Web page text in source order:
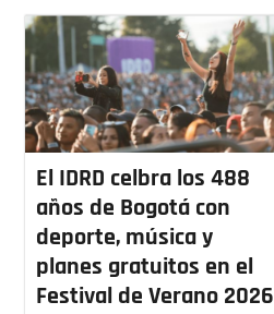
El IDRD celbra los 488
años de Bogotá con
deporte, música y
planes gratuitos en el
Festival de Verano 2026